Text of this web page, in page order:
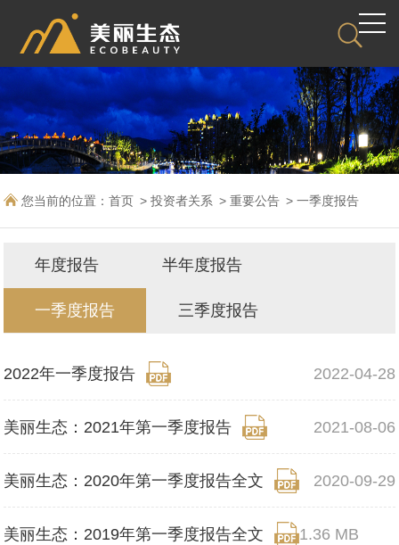
您当前的位置：首页 投资者关系 重要公告 一季度报告
年度报告 半年度报告
一季度报告 三季度报告
2022年一季度报告 2022-04-28
美丽生态：2021年第一季度报告 2021-08-06
美丽生态：2020年第一季度报告全文 2020-09-29
美丽生态：2019年第一季度报告全文 1.36 MB